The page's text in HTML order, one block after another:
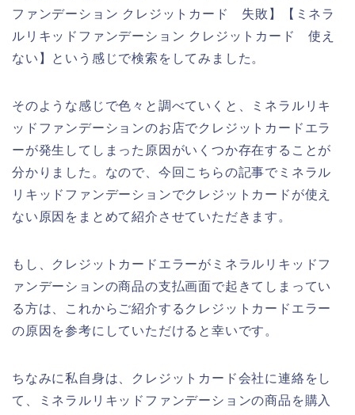
ファンデーション クレジットカード 失敗】【ミネラ
ルリキッドファンデーション クレジットカード 使え
ない】という感じで検索をしてみました。
そのような感じで色々と調べていくと、ミネラルリキ
ッドファンデーションのお店でクレジットカードエラ
ーが発生してしまった原因がいくつか存在することが
分かりました。なので、今回こちらの記事でミネラル
リキッドファンデーションでクレジットカードが使え
ない原因をまとめて紹介させていただきます。
もし、クレジットカードエラーがミネラルリキッドフ
ァンデーションの商品の支払画面で起きてしまってい
る方は、これからご紹介するクレジットカードエラー
の原因を参考にしていただけると幸いです。
ちなみに私自身は、クレジットカード会社に連絡をし
て、ミネラルリキッドファンデーションの商品を購入